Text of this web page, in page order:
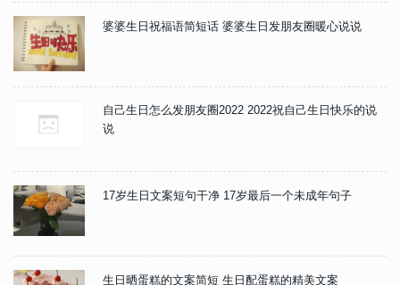
婆婆生日祝福语简短话 婆婆生日发朋友圈暖心说说
自己生日怎么发朋友圈2022 2022祝自己生日快乐的说
说
17岁生日文案短句干净 17岁最后一个未成年句子
生日晒蛋糕的文案简短 生日配蛋糕的精美文案